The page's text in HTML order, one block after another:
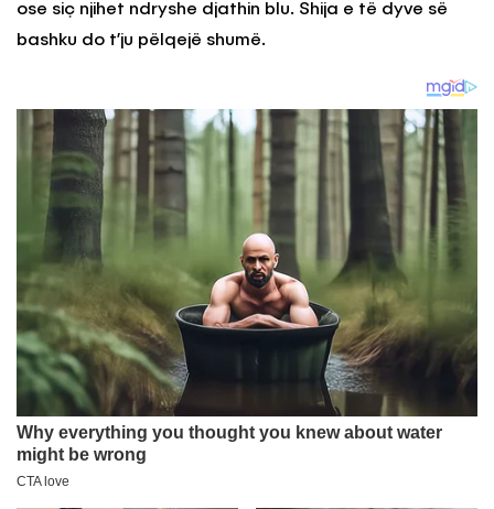
ose siç njihet ndryshe djathin blu. Shija e të dyve së
bashku do t’ju pëlqejë shumë.